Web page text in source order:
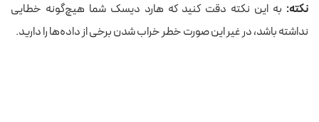
نکته: به این نکته دقت کنید که هارد دیسک شما هیچ‌گونه خطایی
نداشته باشد، در غیر این صورت خطر خراب شدن برخی از داده‌ها را دارید.